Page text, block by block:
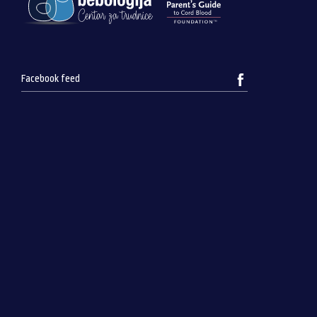
Facebook feed